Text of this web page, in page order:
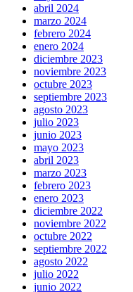
abril 2024
marzo 2024
febrero 2024
enero 2024
diciembre 2023
noviembre 2023
octubre 2023
septiembre 2023
agosto 2023
julio 2023
junio 2023
mayo 2023
abril 2023
marzo 2023
febrero 2023
enero 2023
diciembre 2022
noviembre 2022
octubre 2022
septiembre 2022
agosto 2022
julio 2022
junio 2022